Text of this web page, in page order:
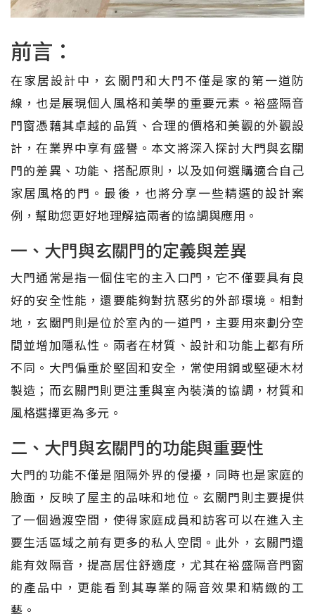
前言：
在家居設計中，玄關門和大門不僅是家的第一道防
線，也是展現個人風格和美學的重要元素。裕盛隔音
門窗憑藉其卓越的品質、合理的價格和美觀的外觀設
計，在業界中享有盛譽。本文將深入探討大門與玄關
門的差異、功能、搭配原則，以及如何選購適合自己
家居風格的門。最後，也將分享一些精選的設計案
例，幫助您更好地理解這兩者的協調與應用。
一、大門與玄關門的定義與差異
大門通常是指一個住宅的主入口門，它不僅要具有良
好的安全性能，還要能夠對抗惡劣的外部環境。相對
地，玄關門則是位於室內的一道門，主要用來劃分空
間並增加隱私性。兩者在材質、設計和功能上都有所
不同。大門偏重於堅固和安全，常使用鋼或堅硬木材
製造；而玄關門則更注重與室內裝潢的協調，材質和
風格選擇更為多元。
二、大門與玄關門的功能與重要性
大門的功能不僅是阻隔外界的侵擾，同時也是家庭的
臉面，反映了屋主的品味和地位。玄關門則主要提供
了一個過渡空間，使得家庭成員和訪客可以在進入主
要生活區域之前有更多的私人空間。此外，玄關門還
能有效隔音，提高居住舒適度，尤其在裕盛隔音門窗
的產品中，更能看到其專業的隔音效果和精緻的工
藝。